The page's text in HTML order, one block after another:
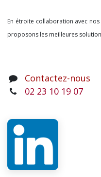
En étroite collaboration avec
proposons les meilleures
Contactez-nous
02 23 10 19 07